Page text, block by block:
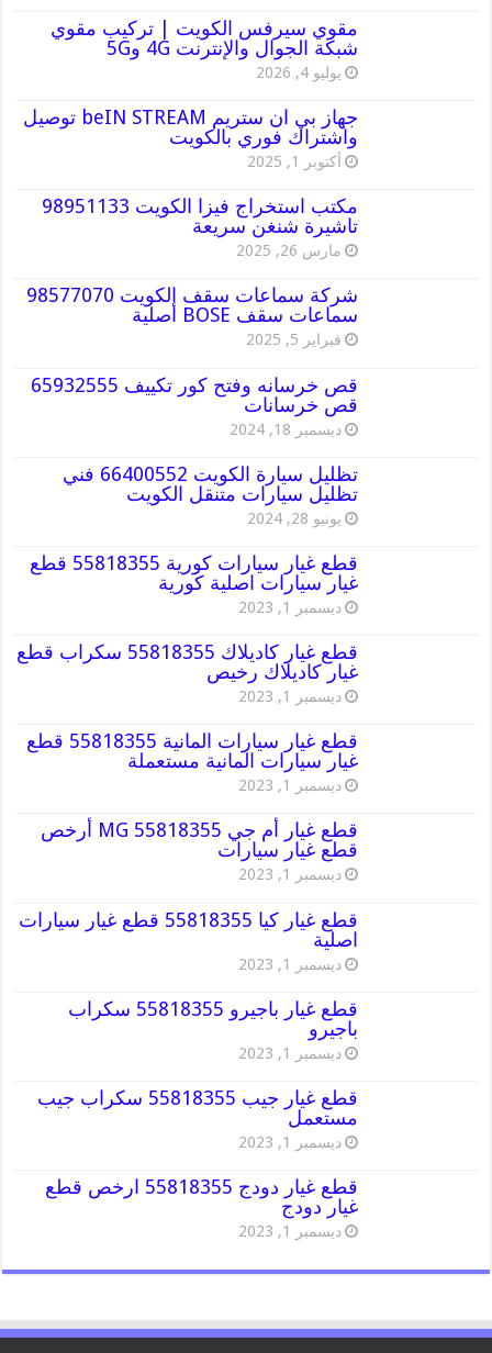
مقوي سيرفس الكويت | تركيب مقوي
شبكة الجوال والإنترنت 4G و5G
يوليو 4, 2026
جهاز بي ان ستريم beIN STREAM توصيل
واشتراك فوري بالكويت
أكتوبر 1, 2025
مكتب استخراج فيزا الكويت 98951133
تاشيرة شنغن سريعة
مارس 26, 2025
شركة سماعات سقف الكويت 98577070
سماعات سقف BOSE أصلية
فبراير 5, 2025
قص خرسانه وفتح كور تكييف 65932555
قص خرسانات
ديسمبر 18, 2024
تظليل سيارة الكويت 66400552 فني
تظليل سيارات متنقل الكويت
يونيو 28, 2024
قطع غيار سيارات كورية 55818355 قطع
غيار سيارات اصلية كورية
ديسمبر 1, 2023
قطع غيار كاديلاك 55818355 سكراب قطع
غيار كاديلاك رخيص
ديسمبر 1, 2023
قطع غيار سيارات المانية 55818355 قطع
غيار سيارات المانية مستعملة
ديسمبر 1, 2023
قطع غيار أم جي MG 55818355 أرخص
قطع غيار سيارات
ديسمبر 1, 2023
قطع غيار كيا 55818355 قطع غيار سيارات
اصلية
ديسمبر 1, 2023
قطع غيار باجيرو 55818355 سكراب
باجيرو
ديسمبر 1, 2023
قطع غيار جيب 55818355 سكراب جيب
مستعمل
ديسمبر 1, 2023
قطع غيار دودج 55818355 ارخص قطع
غيار دودج
ديسمبر 1, 2023